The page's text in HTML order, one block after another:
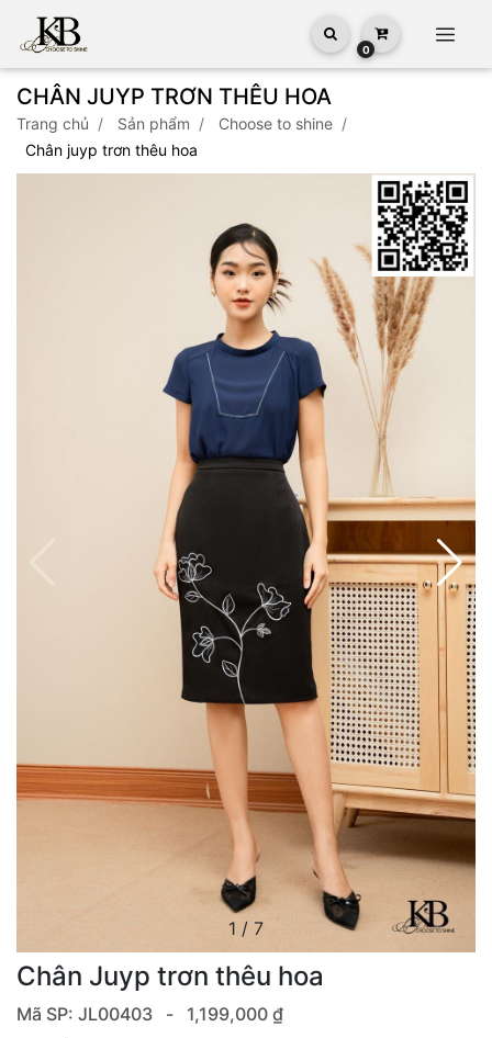
0
CHÂN JUYP TRƠN THÊU HOA
trang chủ sản phẩm
choose to shine
chân juyp trơn thêu hoa
1 / 7
Chân Juyp trơn thêu hoa
Mã SP: JL00403 - 1,199,000 ₫